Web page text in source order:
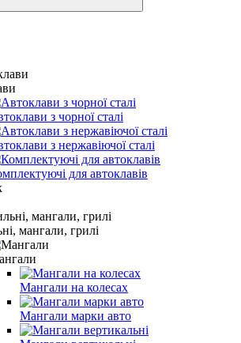
з чорної сталі
з нержавіючої сталі
для автоклавів
мангали, грилі
Мангали на колесах
Мангали марки авто